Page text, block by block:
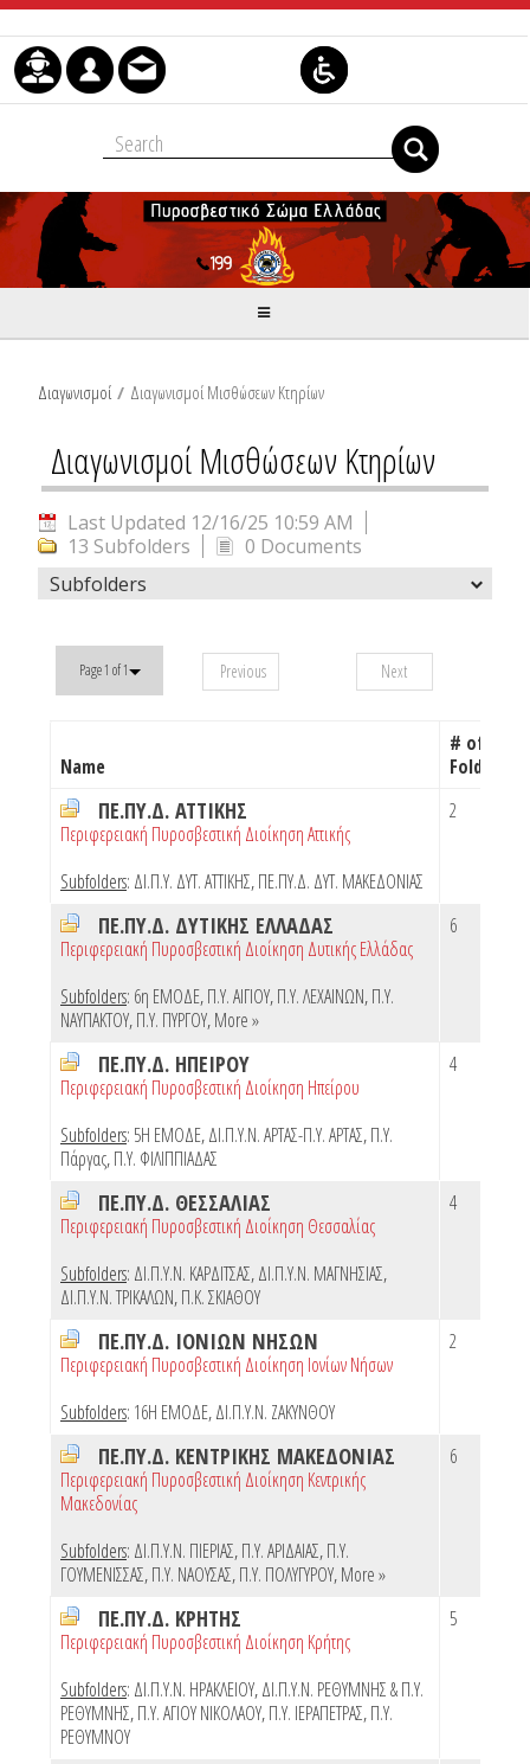
Skip to Content
Διαγωνισμοί / Διαγωνισμοί Μισθώσεων Κτηρίων
Διαγωνισμοί Μισθώσεων Κτηρίων
Last Updated 12/16/25 10:59 AM
13 Subfolders
0 Documents
Subfolders
Page 1 of 1 Previous Next
Name
# of
Folders
ΠΕ.ΠΥ.Δ. ΑΤΤΙΚΗΣ
Περιφερειακή Πυροσβεστική Διοίκηση Αττικής
Subfolders: ΔΙ.Π.Υ. ΔΥΤ. ΑΤΤΙΚΗΣ,ΠΕ.ΠΥ.Δ. ΔΥΤ. ΜΑΚΕΔΟΝΙΑΣ
2
ΠΕ.ΠΥ.Δ. ΔΥΤΙΚΗΣ ΕΛΛΑΔΑΣ
Περιφερειακή Πυροσβεστική Διοίκηση Δυτικής Ελλάδας
Subfolders: 6η ΕΜΟΔΕ,Π.Υ. ΑΙΓΙΟΥ,Π.Υ. ΛΕΧΑΙΝΩΝ,Π.Υ.
ΝΑΥΠΑΚΤΟΥ,Π.Υ. ΠΥΡΓΟΥ,More »
6
ΠΕ.ΠΥ.Δ. ΗΠΕΙΡΟΥ
Περιφερειακή Πυροσβεστική Διοίκηση Ηπείρου
Subfolders: 5Η ΕΜΟΔΕ,ΔΙ.Π.Υ.Ν. ΑΡΤΑΣ-Π.Υ. ΑΡΤΑΣ,Π.Υ.
Πάργας,Π.Υ. ΦΙΛΙΠΠΙΑΔΑΣ
4
ΠΕ.ΠΥ.Δ. ΘΕΣΣΑΛΙΑΣ
Περιφερειακή Πυροσβεστική Διοίκηση Θεσσαλίας
Subfolders: ΔΙ.Π.Υ.Ν. ΚΑΡΔΙΤΣΑΣ,ΔΙ.Π.Υ.Ν. ΜΑΓΝΗΣΙΑΣ,
ΔΙ.Π.Υ.Ν. ΤΡΙΚΑΛΩΝ,Π.Κ. ΣΚΙΑΘΟΥ
4
ΠΕ.ΠΥ.Δ. ΙΟΝΙΩΝ ΝΗΣΩΝ
Περιφερειακή Πυροσβεστική Διοίκηση Ιονίων Νήσων
Subfolders: 16Η ΕΜΟΔΕ,ΔΙ.Π.Υ.Ν. ΖΑΚΥΝΘΟΥ
2
ΠΕ.ΠΥ.Δ. ΚΕΝΤΡΙΚΗΣ ΜΑΚΕΔΟΝΙΑΣ
Περιφερειακή Πυροσβεστική Διοίκηση Κεντρικής
Μακεδονίας
Subfolders: ΔΙ.Π.Υ.Ν. ΠΙΕΡΙΑΣ,Π.Υ. ΑΡΙΔΑΙΑΣ,Π.Υ.
ΓΟΥΜΕΝΙΣΣΑΣ,Π.Υ. ΝΑΟΥΣΑΣ,Π.Υ. ΠΟΛΥΓΥΡΟΥ,More »
6
ΠΕ.ΠΥ.Δ. ΚΡΗΤΗΣ
Περιφερειακή Πυροσβεστική Διοίκηση Κρήτης
Subfolders: ΔΙ.Π.Υ.Ν. ΗΡΑΚΛΕΙΟΥ,ΔΙ.Π.Υ.Ν. ΡΕΘΥΜΝΗΣ & Π.Υ.
ΡΕΘΥΜΝΗΣ,Π.Υ. ΑΓΙΟΥ ΝΙΚΟΛΑΟΥ,Π.Υ. ΙΕΡΑΠΕΤΡΑΣ,Π.Υ.
ΡΕΘΥΜΝΟΥ
5